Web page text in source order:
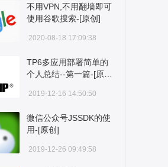
不用VPN,不用翻墙即可
使用谷歌搜索-[原创]
2020-08-18 17:09:38
TP6多应用部署简单的
个人总结--第一篇-[原
2019-12-16 14:50:50
微信公众号JSSDK的使
用-[原创]
2019-12-26 09:49:58